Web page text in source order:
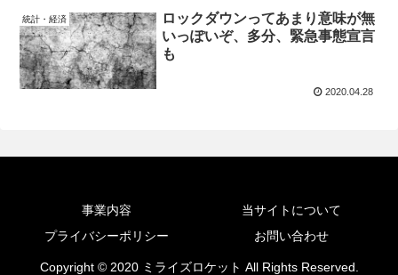
統計・経済
ロックダウンってあまり意味が無
いっぽいぞ、多分、緊急事態宣言
も
2020.04.28
事業内容
当サイトについて
プライバシーポリシー
お問い合わせ
Copyright © 2020 ミライズロケット All Rights Reserved.